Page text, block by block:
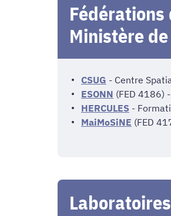
Ministère
CSUG - Centre
ESONN (FED 4186)
HERCULES -
MaiMoSiNE (FED